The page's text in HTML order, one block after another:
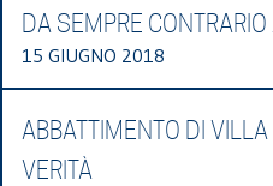
DA SEMPRE
15 GIUGNO 2018
ABBATTIMENTO DI
VERITÀ